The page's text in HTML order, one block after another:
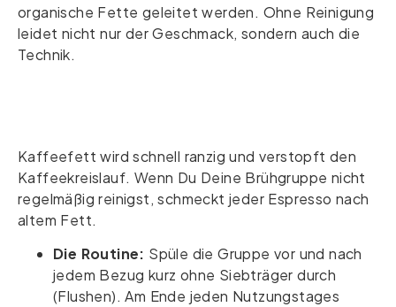
organische Fette geleitet werden. Ohne Reinigung
leidet nicht nur der Geschmack, sondern auch die
Technik.
Kaffeefett wird schnell ranzig und verstopft den
Kaffeekreislauf. Wenn Du Deine Brühgruppe nicht
regelmäßig reinigst, schmeckt jeder Espresso nach
altem Fett.
Die Routine: Spüle die Gruppe vor und nach
jedem Bezug kurz ohne Siebträger durch
(Flushen). Am Ende jeden Nutzungstages